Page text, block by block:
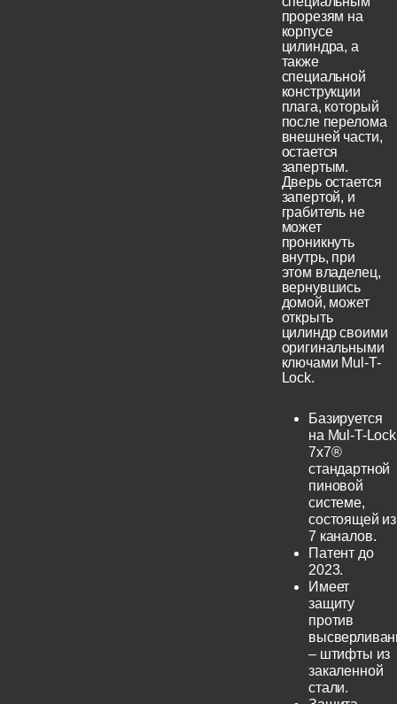
прорезям на
корпусе
цилиндра, а
также
специальной
конструкции
плага, который
после перелома
внешней части,
остается
запертым.
Дверь остается
запертой, и
грабитель не
может
проникнуть
внутрь, при
этом владелец,
вернувшись
домой, может
открыть
цилиндр своими
оригинальными
ключами Mul-T-
Lock.
Базируется
на Mul-T-Lock
7x7®
стандартной
пиновой
системе,
состоящей из
7 каналов.
Патент до
2023.
Имеет
защиту
против
– штифты из
закаленной
стали.